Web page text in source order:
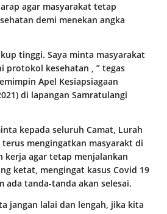
agar masyarakat tetap
demi menekan angka
tinggi. Saya minta masyarakat
protokol kesehatan , ” tegas
Apel Kesiapsiagaan
di lapangan Samratulangi
kepada seluruh Camat, Lurah
mengingatkan masyarakt di
kerja agar tetap menjalankan
ketat, mengingat kasus Covid 19
ada tanda-tanda akan selesai.
jangan lalai dan lengah, jika kita